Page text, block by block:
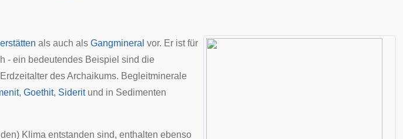
als auch als Gangmineral vor. Er ist für
- ein bedeutendes Beispiel sind die
desArchaikums. Begleitminerale
, Goethit, Sideritund in Sedimenten
Klima entstanden sind, enthalten ebenso